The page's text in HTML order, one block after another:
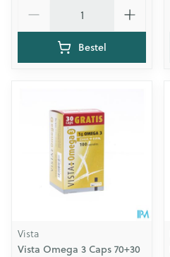
Bestel
Vista
Vista Omega 3 Caps 70+30